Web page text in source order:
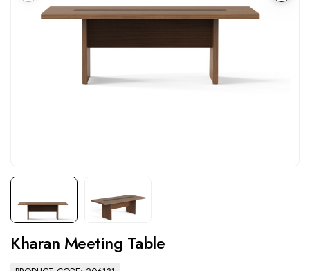
Kharan Meeting Table